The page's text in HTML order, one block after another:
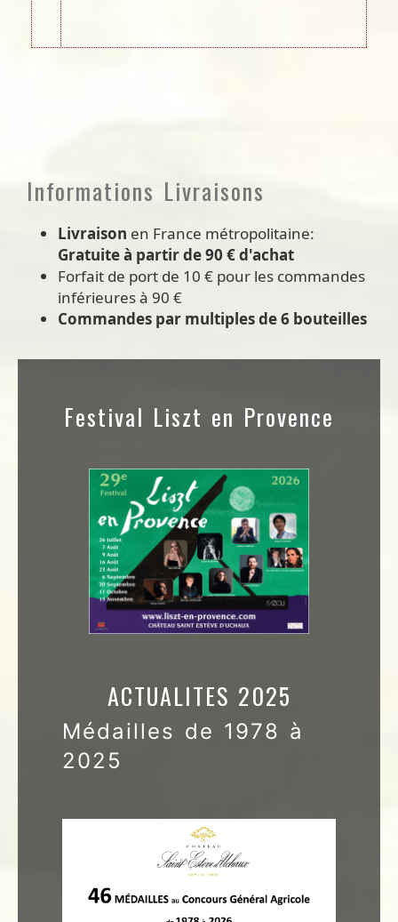
Informations Livraisons
Livraison en France métropolitaine:
Gratuite à partir de 90 € d'achat
Forfait de port de 10 € pour les commandes
inférieures à 90 €
Commandes par multiples de 6 bouteilles
Festival Liszt en Provence
ACTUALITES 2025
Médailles de 1978 à
2025